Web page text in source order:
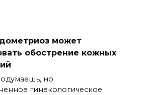
может
обострение кожных
но
гинекологическое